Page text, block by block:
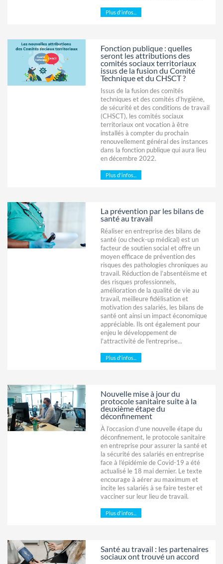
Plus d'infos...
Fonction publique : quelles
seront les attributions des
comités sociaux territoriaux
issus de la fusion du Comité
Technique et du CHSCT ?
Issus de la fusion des comités
techniques et des comités d’hygiène,
de sécurité et des conditions de travail
(CHSCT), les comités sociaux
territoriaux ont vocation à être
installés à compter du prochain
renouvellement général des instances
dans la fonction publique qui aura lieu
en décembre 2022.
Plus d'infos...
La prévention par les bilans de
santé au travail
Réaliser en entreprise des bilans de
santé (ou check-up médical) est un
facteur de soutien social et offre un
moyen efficace de prévention des
risques des pathologies chroniques au
travail. Réduction de l’absentéisme et
des risques professionnels,
amélioration de la qualité de vie au
travail, meilleure fidélisation et
motivation des salariés, les bilans de
santé ont ainsi un impact économique
appréciable. Ils ont également pour
enjeu le développement de
l'attractivité de l'entreprise...
Plus d'infos...
Nouvelle mise à jour du
protocole sanitaire suite à la
deuxième étape du
déconfinement
À l’occasion d’une nouvelle étape du
déconfinement, le protocole sanitaire
en entreprise pour assurer la santé et
la sécurité des salariés en entreprise
face à l’épidémie de Covid-19 a été
actualisé le 18 mai dernier. Le texte
encourage à aérer au maximum et
incite les salariés à se faire tester et
vacciner sur leur lieu de travail.
Plus d'infos...
Santé au travail : les partenaires
sociaux ont trouvé un accord